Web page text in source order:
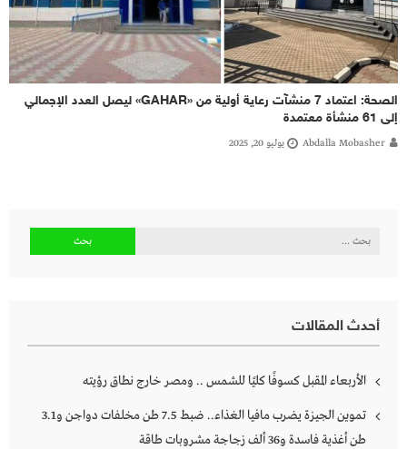
الصحة: اعتماد 7 منشآت رعاية أولية من «GAHAR» ليصل العدد الإجمالي
إلى 61 منشأة معتمدة
Abdalla Mobasher يوليو 20, 2025
البحث
أحدث المقالات
الأربعاء المقبل كسوفًا كليًا للشمس .. ومصر خارج نطاق رؤيته
تموين الجيزة يضرب مافيا الغذاء.. ضبط 7.5 طن مخلفات دواجن و3.1
طن أغذية فاسدة و36 ألف زجاجة مشروبات طاقة